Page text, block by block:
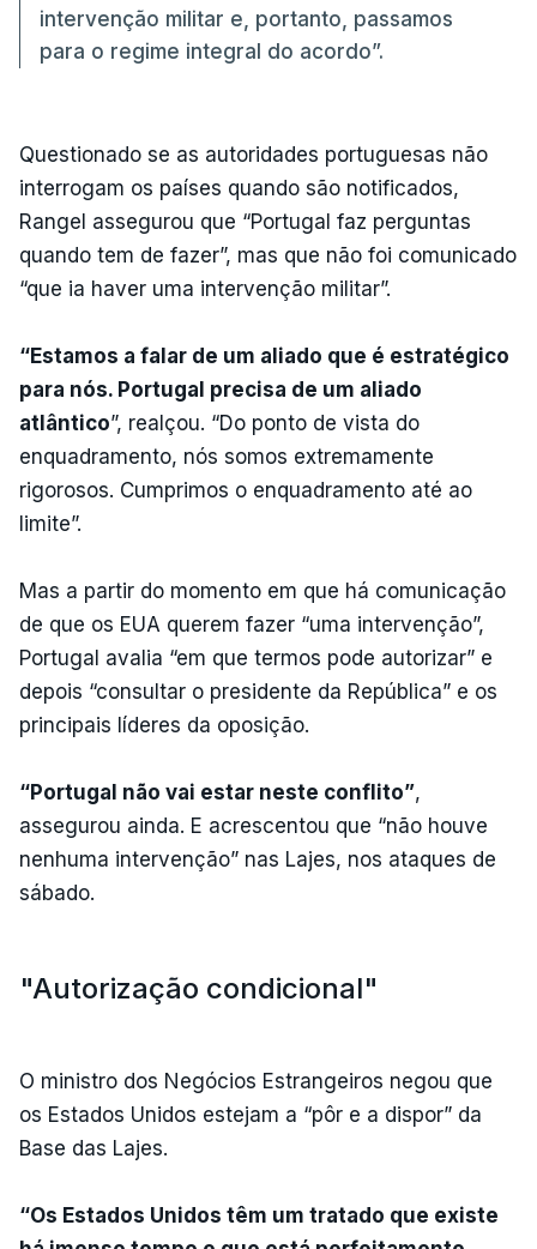
intervenção militar e, portanto, passamos
para o regime integral do acordo”.
Questionado se as autoridades portuguesas não
interrogam os países quando são notificados,
Rangel assegurou que “Portugal faz perguntas
quando tem de fazer”, mas que não foi comunicado
“que ia haver uma intervenção militar”.
“Estamos a falar de um aliado que é estratégico
para nós. Portugal precisa de um aliado
atlântico”, realçou. “Do ponto de vista do
enquadramento, nós somos extremamente
rigorosos. Cumprimos o enquadramento até ao
limite”.
Mas a partir do momento em que há comunicação
de que os EUA querem fazer “uma intervenção”,
Portugal avalia “em que termos pode autorizar” e
depois “consultar o presidente da República” e os
principais líderes da oposição.
“Portugal não vai estar neste conflito”,
assegurou ainda. E acrescentou que “não houve
nenhuma intervenção” nas Lajes, nos ataques de
sábado.
"Autorização condicional"
O ministro dos Negócios Estrangeiros negou que
os Estados Unidos estejam a “pôr e a dispor” da
Base das Lajes.
“Os Estados Unidos têm um tratado que existe